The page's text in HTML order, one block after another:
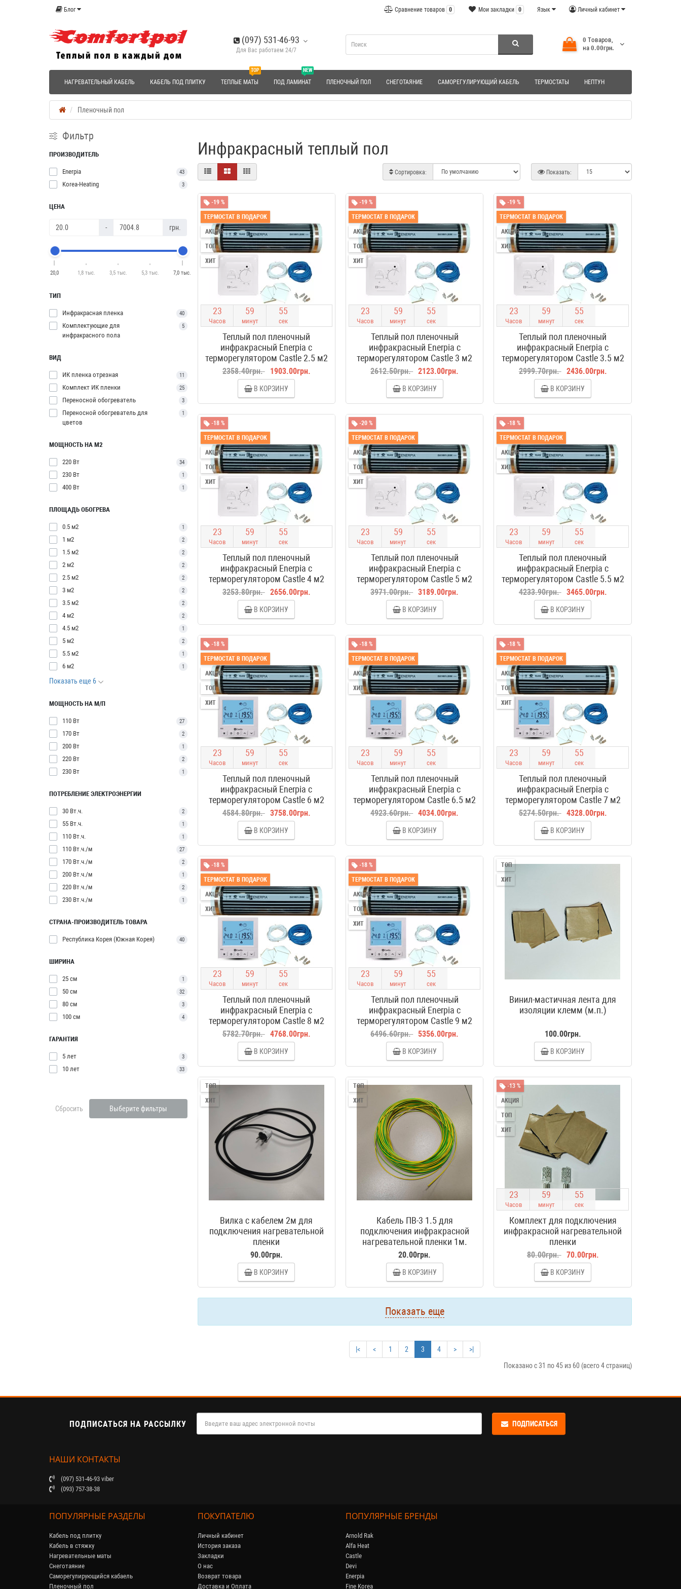
Блог Личный кабинет
Язык
Мои закладки 0
Сравнение товаров 0
(097) 531-46-93
Для Вас работаем 24/7
0 Tоваров,
на 0.00грн.
НАГРЕВАТЕЛЬНЫЙ КАБЕЛЬ КАБЕЛЬ ПОД ПЛИТКУ
TOP
ТЕПЛЫЕ МАТЫ
NEW
ПОД ЛАМИНАТ ПЛЕНОЧНЫЙ ПОЛ СНЕГОТАЯНИЕ САМОРЕГУЛИРУЮЩИЙ КАБЕЛЬ ТЕРМОСТАТЫ НЕПТУН
Пленочный пол
Фильтр
ПРОИЗВОДИТЕЛЬ
Enerpia 43
Korea-Heating 3
ЦЕНА
- грн.
20,0 1,8 тыс. 3,5 тыс. 5,3 тыс. 7,0 тыс.
ТИП
Инфракрасная пленка 40
Комплектующие для
инфракрасного пола
5
ВИД
ИК пленка отрезная 11
Комплект ИК пленки 25
Переносной обогреватель 3
Переносной обогреватель для
цветов
1
МОЩНОСТЬ НА М2
220 Вт 34
230 Вт 1
400 Вт 1
ПЛОЩАДЬ ОБОГРЕВА
0.5 м2 1
1 м2 2
1.5 м2 2
2 м2 2
2.5 м2 2
3 м2 2
3.5 м2 2
4 м2 2
4.5 м2 1
5 м2 2
5.5 м2 1
6 м2 1
Показать еще 6
МОЩНОСТЬ НА М/П
110 Вт 27
170 Вт 2
200 Вт 1
220 Вт 2
230 Вт 1
ПОТРЕБЛЕНИЕ ЭЛЕКТРОЭНЕРГИИ
30 Вт.ч. 2
55 Вт.ч. 1
110 Вт.ч. 1
110 Вт.ч./м 27
170 Вт.ч./м 2
200 Вт.ч./м 1
220 Вт.ч./м 2
230 Вт.ч./м 1
СТРАНА-ПРОИЗВОДИТЕЛЬ ТОВАРА
Республика Корея (Южная Корея) 40
ШИРИНА
25 см 1
50 см 32
80 см 3
100 см 4
ГАРАНТИЯ
5 лет 3
10 лет 33
Сбросить Выберите фильтры
Инфракрасный теплый пол
Сортировка: Показать:
-19 %
ТЕРМОСТАТ В ПОДАРОК
АКЦИЯ
ТОП
ХИТ
23
Часов
59
минут
54
сек
Теплый пол пленочный
инфракрасный Enerpia с
терморегулятором Castle 2.5 м2
2358.40грн. 1903.00грн.
В КОРЗИНУ
-19 %
ТЕРМОСТАТ В ПОДАРОК
АКЦИЯ
ТОП
ХИТ
23
Часов
59
минут
54
сек
Теплый пол пленочный
инфракрасный Enerpia с
терморегулятором Castle 3 м2
2612.50грн. 2123.00грн.
В КОРЗИНУ
-19 %
ТЕРМОСТАТ В ПОДАРОК
АКЦИЯ
ХИТ
23
Часов
59
минут
54
сек
Теплый пол пленочный
инфракрасный Enerpia с
терморегулятором Castle 3.5 м2
2999.70грн. 2436.00грн.
В КОРЗИНУ
-18 %
ТЕРМОСТАТ В ПОДАРОК
АКЦИЯ
ТОП
ХИТ
23
Часов
59
минут
54
сек
Теплый пол пленочный
инфракрасный Enerpia с
терморегулятором Castle 4 м2
3253.80грн. 2656.00грн.
В КОРЗИНУ
-20 %
ТЕРМОСТАТ В ПОДАРОК
АКЦИЯ
ТОП
ХИТ
23
Часов
59
минут
54
сек
Теплый пол пленочный
инфракрасный Enerpia с
терморегулятором Castle 5 м2
3971.00грн. 3189.00грн.
В КОРЗИНУ
-18 %
ТЕРМОСТАТ В ПОДАРОК
АКЦИЯ
ХИТ
23
Часов
59
минут
54
сек
Теплый пол пленочный
инфракрасный Enerpia с
терморегулятором Castle 5.5 м2
4233.90грн. 3465.00грн.
В КОРЗИНУ
-18 %
ТЕРМОСТАТ В ПОДАРОК
АКЦИЯ
ТОП
ХИТ
23
Часов
59
минут
54
сек
Теплый пол пленочный
инфракрасный Enerpia с
терморегулятором Castle 6 м2
4584.80грн. 3758.00грн.
В КОРЗИНУ
-18 %
ТЕРМОСТАТ В ПОДАРОК
АКЦИЯ
ХИТ
23
Часов
59
минут
54
сек
Теплый пол пленочный
инфракрасный Enerpia с
терморегулятором Castle 6.5 м2
4923.60грн. 4034.00грн.
В КОРЗИНУ
-18 %
ТЕРМОСТАТ В ПОДАРОК
АКЦИЯ
ТОП
ХИТ
23
Часов
59
минут
54
сек
Теплый пол пленочный
инфракрасный Enerpia с
терморегулятором Castle 7 м2
5274.50грн. 4328.00грн.
В КОРЗИНУ
-18 %
ТЕРМОСТАТ В ПОДАРОК
АКЦИЯ
ХИТ
23
Часов
59
минут
54
сек
Теплый пол пленочный
инфракрасный Enerpia с
терморегулятором Castle 8 м2
5782.70грн. 4768.00грн.
В КОРЗИНУ
-18 %
ТЕРМОСТАТ В ПОДАРОК
АКЦИЯ
ТОП
ХИТ
23
Часов
59
минут
54
сек
Теплый пол пленочный
инфракрасный Enerpia с
терморегулятором Castle 9 м2
6496.60грн. 5356.00грн.
В КОРЗИНУ
ТОП
ХИТ
Винил-мастичная лента для
изоляции клемм (м.п.)
100.00грн.
В КОРЗИНУ
ТОП
ХИТ
Вилка с кабелем 2м для
подключения нагревательной
пленки
90.00грн.
В КОРЗИНУ
ТОП
ХИТ
Кабель ПВ-3 1.5 для
подключения инфракрасной
нагревательной пленки 1м.
20.00грн.
В КОРЗИНУ
-13 %
АКЦИЯ
ТОП
ХИТ
23
Часов
59
минут
54
сек
Комплект для подключения
инфракрасной нагревательной
пленки
80.00грн. 70.00грн.
В КОРЗИНУ
Показать еще
|< < 1 2 3 4 >
>|
Показано с 31 по 45 из 60 (всего 4 страниц)
ПОДПИСАТЬСЯ НА РАССЫЛКУ ПОДПИСАТЬСЯ
НАШИ КОНТАКТЫ
(097) 531-46-93 viber
(093) 757-38-38
ПОПУЛЯРНЫЕ РАЗДЕЛЫ
Кабель под плитку
Кабель в стяжку
Нагревательные маты
Снеготаяние
Саморегулирующийся кабaель
Пленочный пол
ПОКУПАТЕЛЮ
Личный кабинет
История заказа
Закладки
О нас
Возврат товара
Доставка и Оплата
ПОПУЛЯРНЫЕ БРЕНДЫ
Arnold Rak
Alfa Heat
Castle
Devi
Enerpia
Fine Korea